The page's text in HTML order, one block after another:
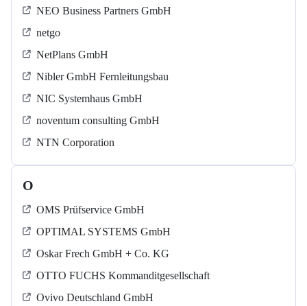
NEO Business Partners GmbH
netgo
NetPlans GmbH
Nibler GmbH Fernleitungsbau
NIC Systemhaus GmbH
noventum consulting GmbH
NTN Corporation
O
OMS Prüfservice GmbH
OPTIMAL SYSTEMS GmbH
Oskar Frech GmbH + Co. KG
OTTO FUCHS Kommanditgesellschaft
Ovivo Deutschland GmbH